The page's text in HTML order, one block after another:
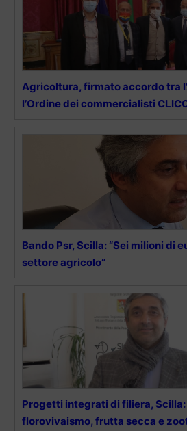
Agricoltura, firmato accordo tra
l’Ordine dei commercialisti
Bando Psr, Scilla: “Sei milioni di
settore agricolo”
Progetti integrati di filiera, Scilla:
florovivaismo, frutta secca e